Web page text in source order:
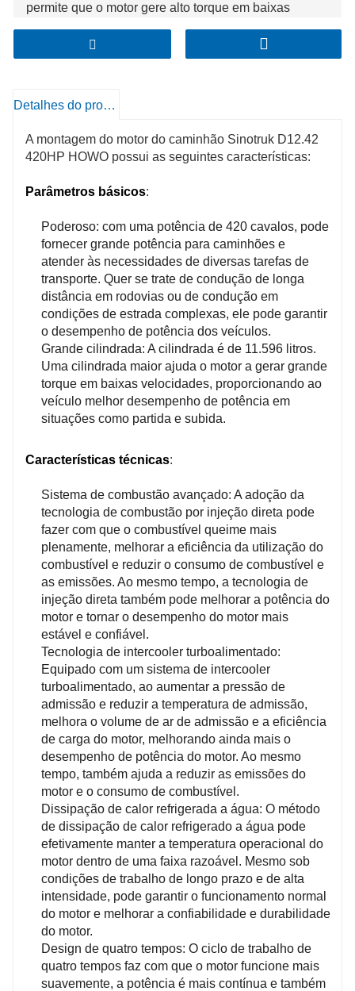
permite que o motor gere alto torque em baixas
subida do caminhão.
3.Tecnologia avançada: A tecnologia de combustão
combustível e reduzindo as emissões. O sistema de
refrigerada a água também contribuem para melhor
potência e confiabilidade.
linha oferece bom equilíbrio e estabilidade, reduzindo
5.Peças de alta qualidade: Os componentes do motor
são feitos de materiais de alta qualidade e fabricados
com processos avançados, garantindo durabilidade e
confiabilidade.
6. Forte compatibilidade: Projetado especificamente
para caminhões HOWO, possui excelente
compatibilidade com outros sistemas de veículos,
garantindo desempenho geral.
7. Aplicação versátil: Adequado para diversos
cenários de transporte, fornecendo soluções
eficientes e confiáveis.
Detalhes do produto
A montagem do motor do caminhão Sinotruk D12.42
420HP HOWO possui as seguintes características:
Parâmetros básicos:
Poderoso: com uma potência de 420 cavalos, pode
fornecer grande potência para caminhões e
atender às necessidades de diversas tarefas de
transporte. Quer se trate de condução de longa
distância em rodovias ou de condução em
condições de estrada complexas, ele pode garantir
o desempenho de potência dos veículos.
Grande cilindrada: A cilindrada é de 11.596 litros.
Uma cilindrada maior ajuda o motor a gerar grande
torque em baixas velocidades, proporcionando ao
veículo melhor desempenho de potência em
situações como partida e subida.
Características técnicas:
Sistema de combustão avançado: A adoção da
tecnologia de combustão por injeção direta pode
fazer com que o combustível queime mais
plenamente, melhorar a eficiência da utilização do
combustível e reduzir o consumo de combustível e
as emissões. Ao mesmo tempo, a tecnologia de
injeção direta também pode melhorar a potência do
motor e tornar o desempenho do motor mais
estável e confiável.
Tecnologia de intercooler turboalimentado:
Equipado com um sistema de intercooler
turboalimentado, ao aumentar a pressão de
admissão e reduzir a temperatura de admissão,
melhora o volume de ar de admissão e a eficiência
de carga do motor, melhorando ainda mais o
desempenho de potência do motor. Ao mesmo
tempo, também ajuda a reduzir as emissões do
motor e o consumo de combustível.
Dissipação de calor refrigerada a água: O método
de dissipação de calor refrigerado a água pode
efetivamente manter a temperatura operacional do
motor dentro de uma faixa razoável. Mesmo sob
condições de trabalho de longo prazo e de alta
intensidade, pode garantir o funcionamento normal
do motor e melhorar a confiabilidade e durabilidade
do motor.
Design de quatro tempos: O ciclo de trabalho de
quatro tempos faz com que o motor funcione mais
suavemente, a potência é mais contínua e também